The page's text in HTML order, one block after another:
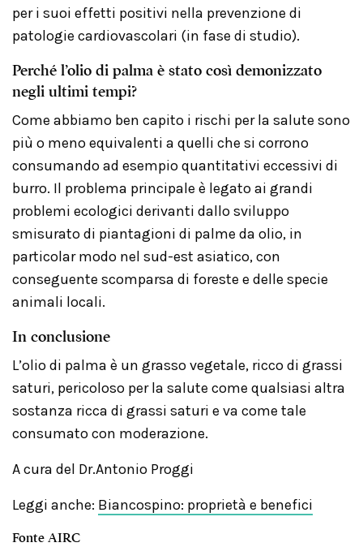
per i suoi effetti positivi nella prevenzione di
patologie cardiovascolari (in fase di studio).
Perché l’olio di palma è stato così demonizzato
negli ultimi tempi?
Come abbiamo ben capito i rischi per la salute sono
più o meno equivalenti a quelli che si corrono
consumando ad esempio quantitativi eccessivi di
burro. Il problema principale è legato ai grandi
problemi ecologici derivanti dallo sviluppo
smisurato di piantagioni di palme da olio, in
particolar modo nel sud-est asiatico, con
conseguente scomparsa di foreste e delle specie
animali locali.
In conclusione
L’olio di palma è un grasso vegetale, ricco di grassi
saturi, pericoloso per la salute come qualsiasi altra
sostanza ricca di grassi saturi e va come tale
consumato con moderazione.
A cura del Dr.Antonio Proggi
Leggi anche: Biancospino: proprietà e benefici
Fonte AIRC